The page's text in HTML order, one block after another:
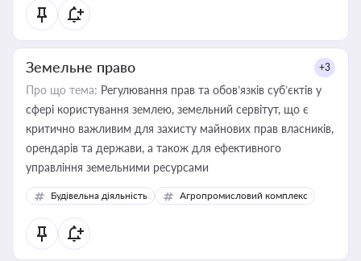
Земельне право +3
Про що тема: Регулювання прав та обов’язків суб’єктів у
сфері користування землею, земельний сервітут, що є
критично важливим для захисту майнових прав власників,
орендарів та держави, а також для ефективного
управління земельними ресурсами
Будівельна діяльність Агропромисловий комплекс